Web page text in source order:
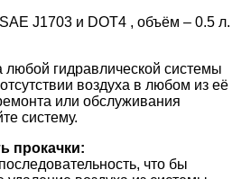
J1703 и DOT4 , объём – 0.5 л.
любой гидравлической системы
воздуха в любом из её
или обслуживания
систему.
прокачки:
что бы